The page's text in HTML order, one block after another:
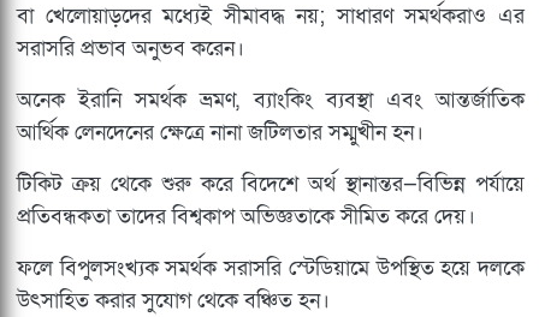
বা খেলোয়াড়দের মধ্যেই সীমাবদ্ধ নয়; সাধারণ সমর্থকরাও এর
সরাসরি প্রভাব অনুভব করেন।
অনেক ইরানি সমর্থক ভ্রমণ, ব্যাংকিং ব্যবস্থা এবং আন্তর্জাতিক
আর্থিক লেনদেনের ক্ষেত্রে নানা জটিলতার সম্মুখীন হন।
টিকিট ক্রয় থেকে শুরু করে বিদেশে অর্থ স্থানান্তর—বিভিন্ন পর্যায়ে
প্রতিবন্ধকতা তাদের বিশ্বকাপ অভিজ্ঞতাকে সীমিত করে দেয়।
ফলে বিপুলসংখ্যক সমর্থক সরাসরি স্টেডিয়ামে উপস্থিত হয়ে দলকে
উৎসাহিত করার সুযোগ থেকে বঞ্চিত হন।